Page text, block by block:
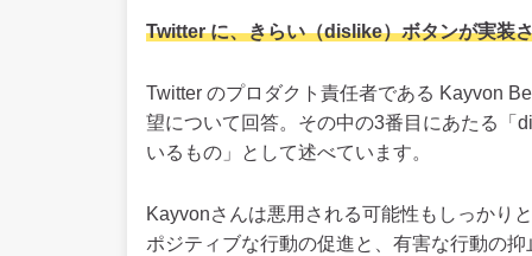
Twitter に、きらい（dislike）ボタンが実装
Twitter のプロダクト責任者である Kayvon
望について回答。その中の3番目にあたる「
いるもの」として述べています。
Kayvonさんは悪用される可能性もしっかり
ポジティブな行動の促進と、有害な行動の